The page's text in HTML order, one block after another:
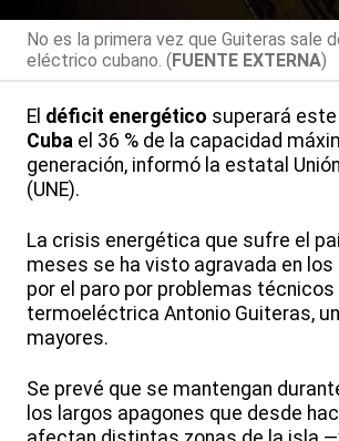
No es la primera vez que Guiteras sale
eléctrico cubano. (FUENTE EXTERNA)
El déficit energético superará
Cuba el 36 % de la capacidad
generación, informó la estatal
(UNE).
La crisis energética que sufre el
meses se ha visto agravada en
por el paro por problemas técnicos
termoeléctrica Antonio Guiteras,
mayores.
Se prevé que se mantengan
los largos apagones que desde